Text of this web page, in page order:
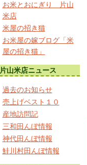
お米とおにぎり 片山
米店
米屋の招き猫
お米屋の嫁ブログ「米
屋の招き猫」
片山米店ニュース
過去のお知らせ
売上げベスト１０
産地訪問記
三和田んぼ情報
神代田んぼ情報
鮭川村田んぼ情報